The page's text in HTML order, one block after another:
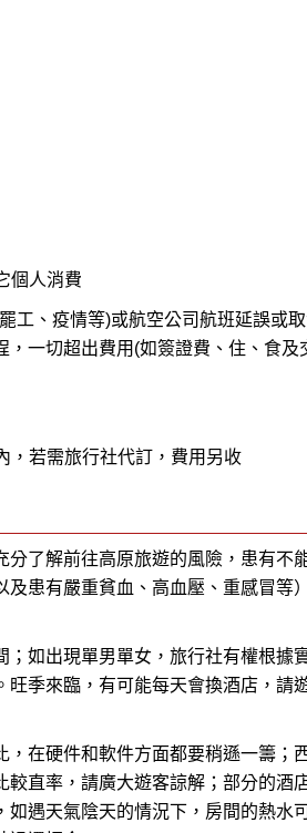
個人消費
工、疫情等)或航空公司航班延誤或
一切超出費用(如簽證費、住、食及
，若需旅行社代訂，費用另收
了解前往高原旅遊的風險，患有不
患有嚴重貧血、高血壓、重感冒等
如出現單男單女，旅行社有權根據
季來臨，有可能每天會換酒店，請
，在硬件和軟件方面都要稍遜一籌；
較直率，請廣大遊客諒解；部分的酒
遇天氣陰天的情況下，房間的熱水